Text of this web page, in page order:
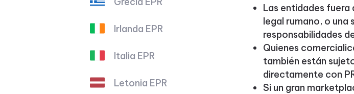
Irlanda EPR
Italia EPR
Letonia EPR
Las entidades fuera
legal rumano, o una
responsabilidades
Quienes
también están
directamente con
Si un gran